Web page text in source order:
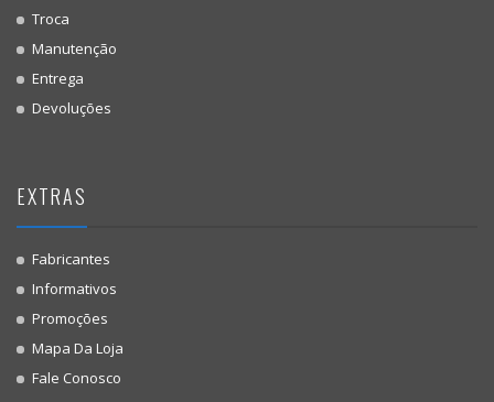
Troca
Manutenção
Entrega
Devoluções
EXTRAS
Fabricantes
Informativos
Promoções
Mapa Da Loja
Fale Conosco